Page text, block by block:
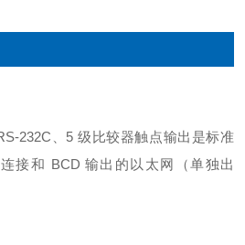
232C、5 级比较器触点输出是标准
接和 BCD 输出的以太网（单独出